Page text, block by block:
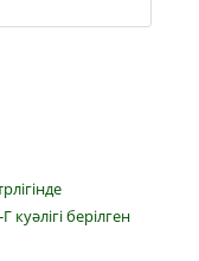
берілген